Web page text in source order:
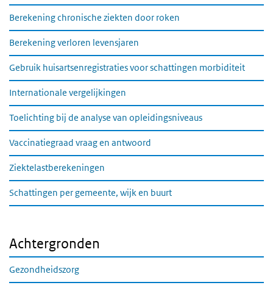
Berekening chronische ziekten door roken
Berekening verloren levensjaren
Gebruik huisartsenregistraties voor schattingen morbiditeit
Internationale vergelijkingen
Toelichting bij de analyse van opleidingsniveaus
Vaccinatiegraad vraag en antwoord
Ziektelastberekeningen
Schattingen per gemeente, wijk en buurt
Achtergronden
Gezondheidszorg